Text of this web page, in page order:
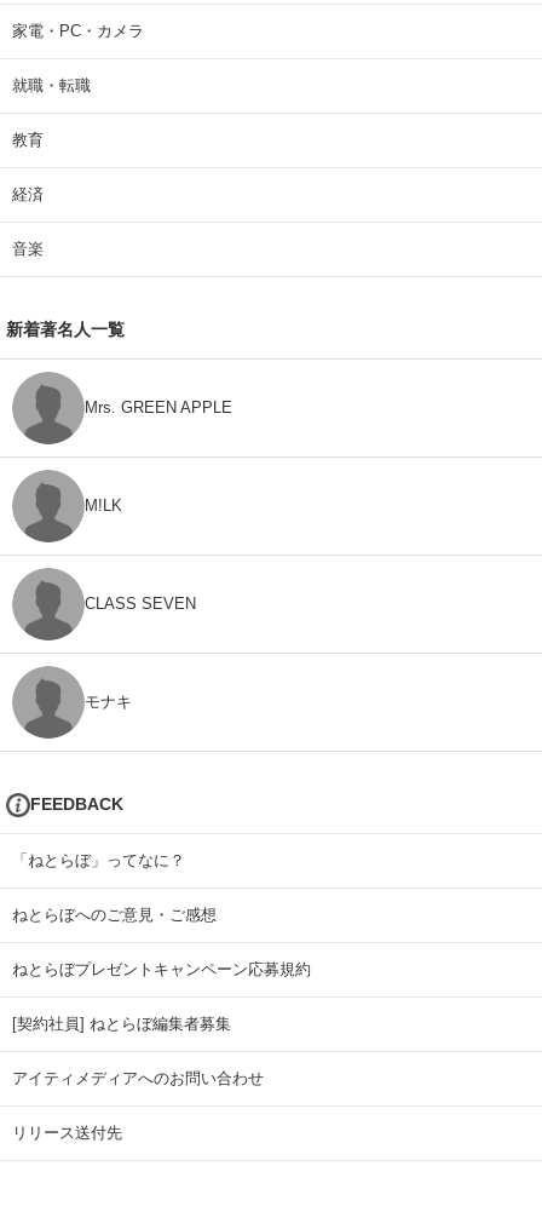
家電・PC・カメラ
就職・転職
教育
経済
音楽
新着著名人一覧
Mrs. GREEN APPLE
M!LK
CLASS SEVEN
モナキ
FEEDBACK
「ねとらぼ」ってなに？
ねとらぼへのご意見・ご感想
ねとらぼプレゼントキャンペーン応募規約
[契約社員] ねとらぼ編集者募集
アイティメディアへのお問い合わせ
リリース送付先